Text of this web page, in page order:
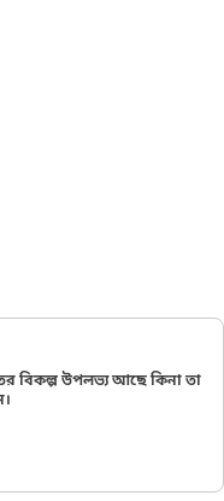
বিকল্প উপলভ্য আছে কিনা তা